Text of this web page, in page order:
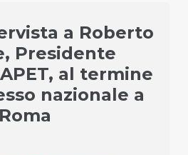
a Roberto
Presidente
al termine
nazionale a
Roma